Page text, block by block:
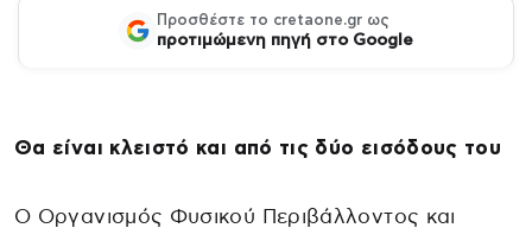
Προσθέστε το cretaone.gr ως
προτιμώμενη πηγή στο Google
Θα είναι κλειστό και από τις δύο εισόδους του
Ο Οργανισμός Φυσικού Περιβάλλοντος και